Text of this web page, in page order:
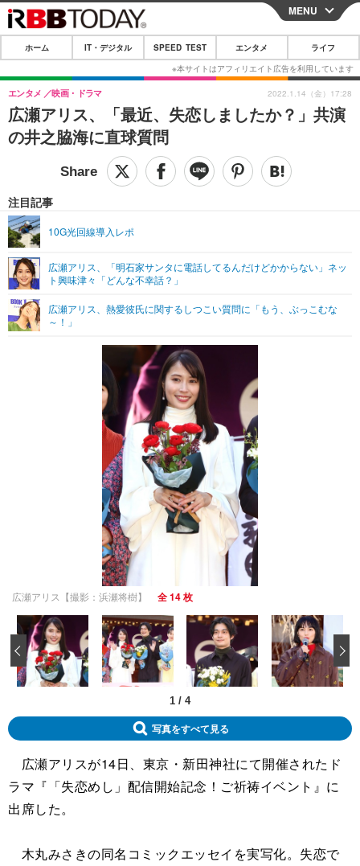
CLOSE
ホーム
IT・デジタル
IT・デジタルTOP スマートフォン
ショッピング その他
SPEED TEST
エンタメTOP 映画・ドラマ
グラビア
ショッピング その他
ライフTOP
その他
リリース一覧
プッシュ通知の停止方法
MENU
ホーム IT・デジタル SPEED TEST エンタメ ライフ
広瀬アリス、「最近、失恋しましたか？」共演
の井之脇海に直球質問
エンタメ 映画・ドラマ
注目記事
10G光回線導入レポ
広瀬アリス、「明石家サンタに電話してるんだけどかからない」ネッ
ト興味津々「どんな不幸話？」
広瀬アリス、熱愛彼氏に関するしつこい質問に「もう、ぶっこむな
～！」
2022.1.14（金）17:28
広瀬アリス【撮影：浜瀬将樹】 全 14 枚
1 / 4
‹
写真をすべて見る
広瀬アリスが14日、東京・新田神社にて開催されたド
ラマ『「失恋めし」配信開始記念！ご祈祷イベント』に
出席した。
木丸みさきの同名コミックエッセイを実写化。失恋で